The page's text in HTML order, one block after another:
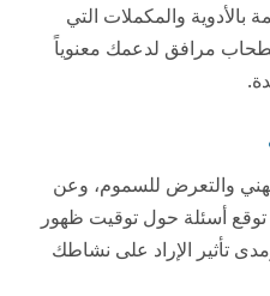
بالأدوية والمكملات التي
مرافق لدعمك معنوياً
والتعرض للسموم، وعن
أسئلة حول توقيت ظهور
تأثير الإراد على نشاطك